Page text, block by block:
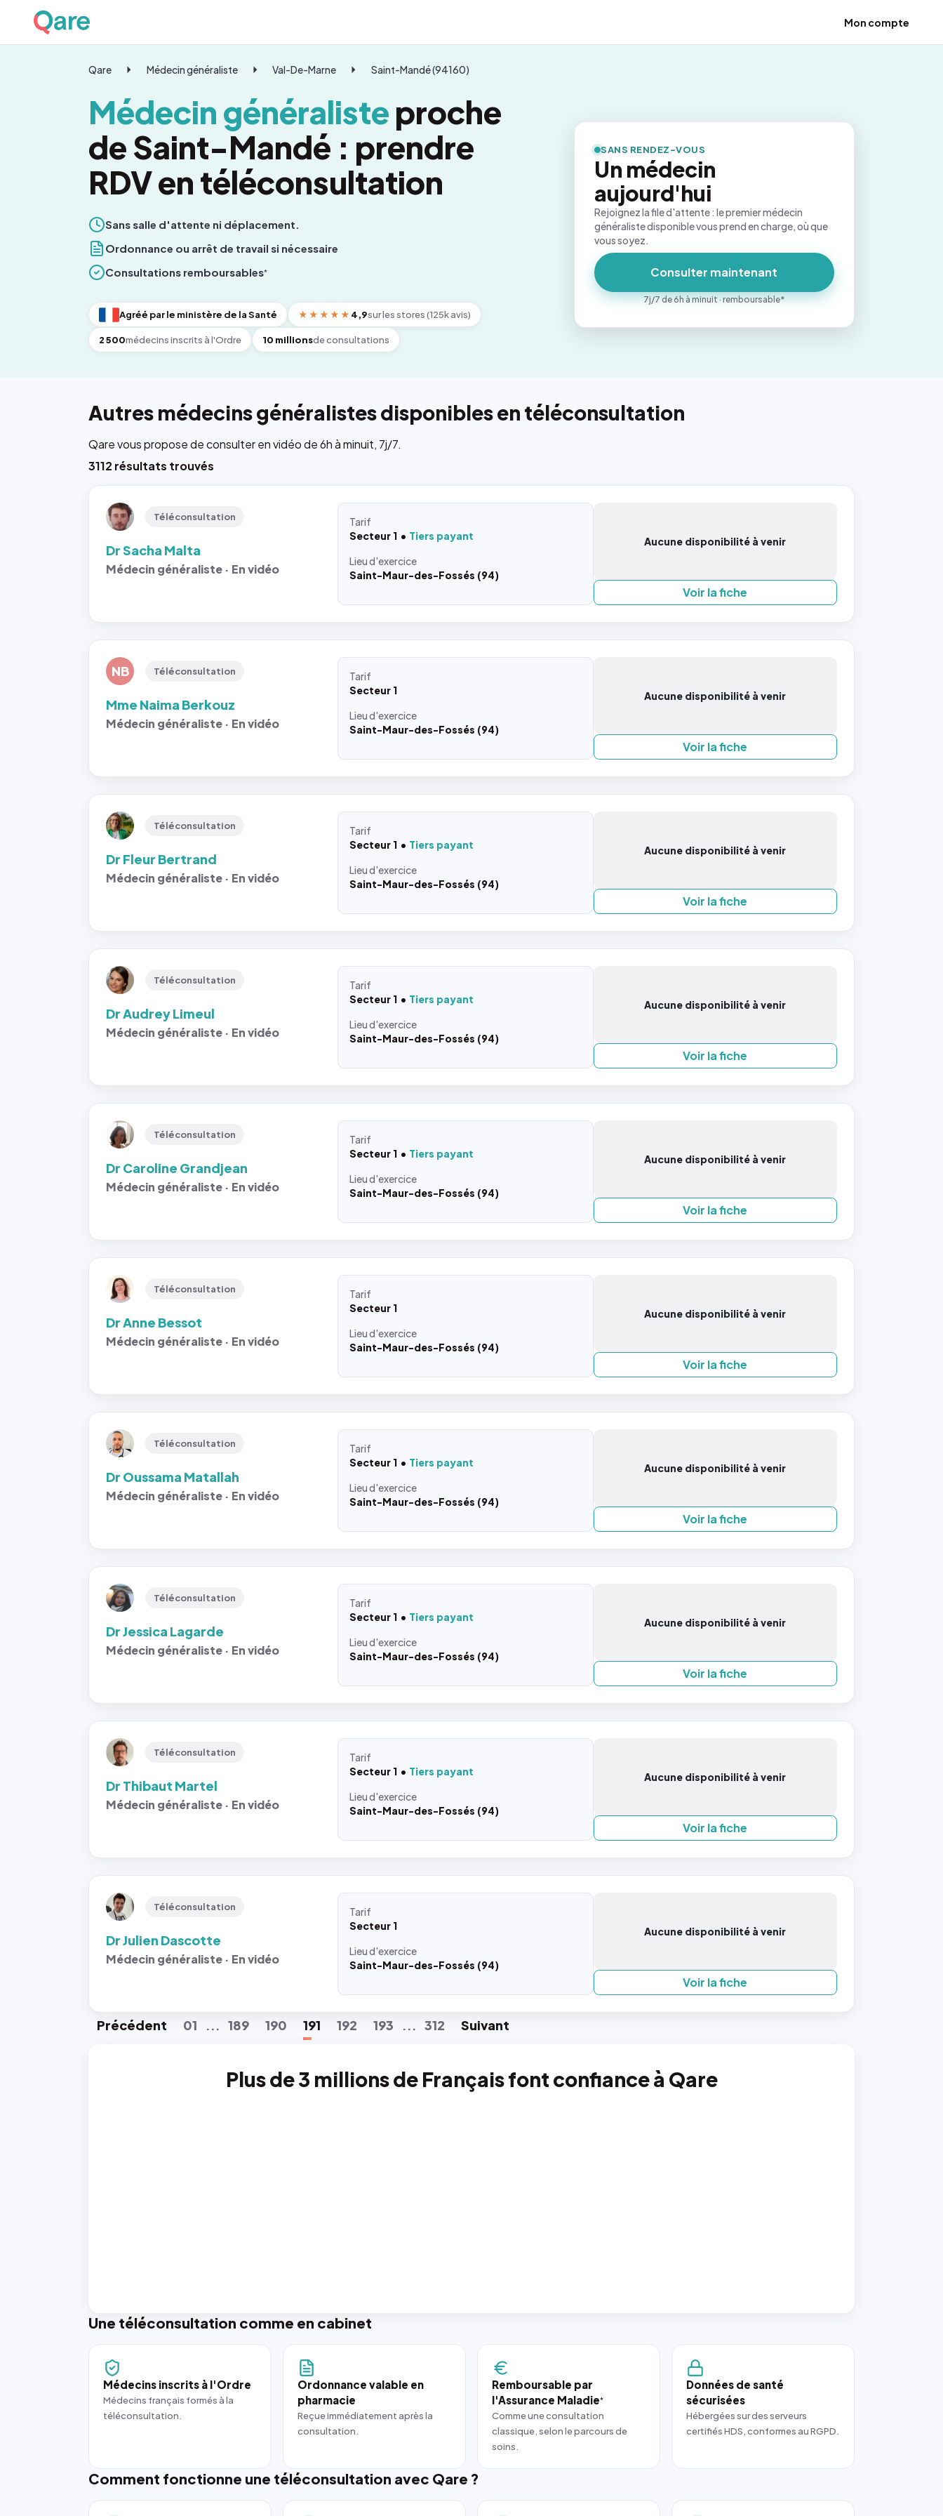
Mon compte
Qare Médecin généraliste Val-De-Marne Saint-Mandé (94160)
Médecin généralisteproche
de Saint-Mandé : prendre
RDV en téléconsultation
Sans salle d'attente ni déplacement.
Ordonnance ou arrêt de travail si nécessaire
Consultations remboursables*
Agréé par le ministère de la Santé ★★★★★ 4,9sur les stores (125k avis)
2 500médecins inscrits à l'Ordre 10 millionsde consultations
SANS RENDEZ-VOUS
Un médecin
aujourd'hui
Rejoignez la file d'attente : le premier médecin
généraliste disponible vous prend en charge, où que
vous soyez.
Consulter maintenant
7j/7 de 6h à minuit · remboursable*
Autres médecins généralistes disponibles en téléconsultation
Qare vous propose de consulter en vidéo de 6h à minuit, 7j/7.
3112 résultats trouvés
Téléconsultation
Dr Sacha Malta
Médecin généraliste · En vidéo
Tarif
Secteur 1
Tiers payant
Lieud'exercice
Saint-Maur-des-Fossés (94)
Aucune disponibilité à venir
Voir la fiche
NB Téléconsultation
Mme Naima Berkouz
Médecin généraliste · En vidéo
Tarif
Secteur 1
Lieud'exercice
Saint-Maur-des-Fossés (94)
Aucune disponibilité à venir
Voir la fiche
Téléconsultation
Dr Fleur Bertrand
Médecin généraliste · En vidéo
Tarif
Secteur 1
Tiers payant
Lieud'exercice
Saint-Maur-des-Fossés (94)
Aucune disponibilité à venir
Voir la fiche
Téléconsultation
Dr Audrey Limeul
Médecin généraliste · En vidéo
Tarif
Secteur 1
Tiers payant
Lieud'exercice
Saint-Maur-des-Fossés (94)
Aucune disponibilité à venir
Voir la fiche
Téléconsultation
Dr Caroline Grandjean
Médecin généraliste · En vidéo
Tarif
Secteur 1
Tiers payant
Lieud'exercice
Saint-Maur-des-Fossés (94)
Aucune disponibilité à venir
Voir la fiche
Téléconsultation
Dr Anne Bessot
Médecin généraliste · En vidéo
Tarif
Secteur 1
Lieud'exercice
Saint-Maur-des-Fossés (94)
Aucune disponibilité à venir
Voir la fiche
Téléconsultation
Dr Oussama Matallah
Médecin généraliste · En vidéo
Tarif
Secteur 1
Tiers payant
Lieud'exercice
Saint-Maur-des-Fossés (94)
Aucune disponibilité à venir
Voir la fiche
Téléconsultation
Dr Jessica Lagarde
Médecin généraliste · En vidéo
Tarif
Secteur 1
Tiers payant
Lieud'exercice
Saint-Maur-des-Fossés (94)
Aucune disponibilité à venir
Voir la fiche
Téléconsultation
Dr Thibaut Martel
Médecin généraliste · En vidéo
Tarif
Secteur 1
Tiers payant
Lieud'exercice
Saint-Maur-des-Fossés (94)
Aucune disponibilité à venir
Voir la fiche
Téléconsultation
Dr Julien Dascotte
Médecin généraliste · En vidéo
Tarif
Secteur 1
Lieud'exercice
Saint-Maur-des-Fossés (94)
Aucune disponibilité à venir
Voir la fiche
Précédent 01 ... 189 190 191 192 193 ... 312 Suivant
Plus de 3 millions de Français font confiance à Qare
Une téléconsultation comme en cabinet
Médecins inscrits à l'Ordre
Médecins français formés à la
téléconsultation.
Ordonnance valable en
pharmacie
Reçue immédiatement après la
consultation.
Remboursable par
l'Assurance Maladie*
Comme une consultation
classique, selon le parcours de
soins.
Données de santé
sécurisées
Hébergées sur des serveurs
certifiés HDS, conformes au RGPD.
Comment fonctionne une téléconsultation avec Qare ?